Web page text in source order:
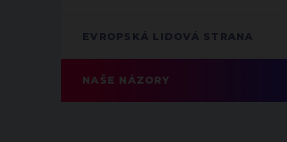
EVROPSKÁ LIDOVÁ STRANA
NAŠE NÁZORY